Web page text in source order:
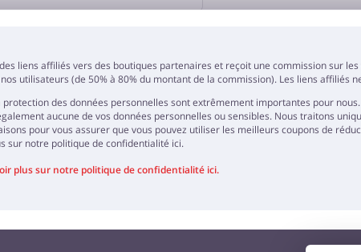
liens affiliés vers des boutiques partenaires et reçoit une commission sur
utilisateurs (de 50% à 80% du montant de la commission). Les liens
des données personnelles sont extrêmement importantes pour
aucune de vos données personnelles ou sensibles. Nous traitons
pour vous assurer que vous pouvez utiliser les meilleurs coupons de
sur notre politique de confidentialité ici.
plus sur notre politique de confidentialité ici.